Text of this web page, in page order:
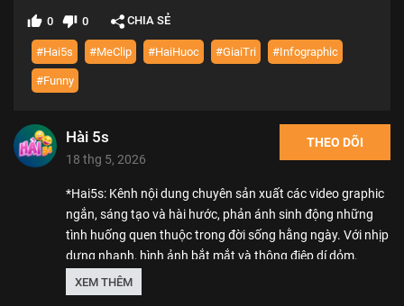
0 0 CHIA SẺ
#Hai5s #MeClip #HaiHuoc #GiaiTri #Infographic
#Funny
Hài 5s
18 thg 5, 2026
THEO DÕI
*Hai5s: Kênh nội dung chuyên sản xuất các video graphic
ngắn, sáng tạo và hài hước, phản ánh sinh động những
tình huống quen thuộc trong đời sống hằng ngày. Với nhịp
dựng nhanh, hình ảnh bắt mắt và thông điệp dí dỏm,
Hai5s mang đến trải nghiệm giải trí tức thì, dễ ghi nhớ và
dễ dàng lan tỏa trên mạng xã hội.
XEM THÊM